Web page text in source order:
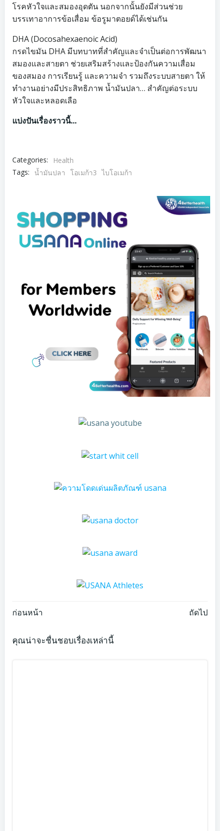
โรคหัวใจและสมองอุดตัน นอกจากนั้นยังมีส่วนช่วย
บรรเทาอาการข้อเสื่อม ข้อรูมาตอยด์ได้เช่นกัน
DHA (Docosahexaenoic Acid)
กรดไขมัน DHA มีบทบาทที่สำคัญและจำเป็นต่อการพัฒนา
สมองและสายตา ช่วยเสริมสร้างและป้องกันความเสื่อม
ของสมอง การเรียนรู้ และความจำ รวมถึงระบบสายตา ให้
ทำงานอย่างมีประสิทธิภาพ น้ำมันปลา… สำคัญต่อระบบ
หัวใจและหลอดเลือ
แบ่งปันเรื่องราวนี้...
Categories:
Health
Tags:
น้ำมันปลา โอเมก้า3 ไบโอเมก้า
Post
navigation
ก่อนหน้า
navigation
ถัดไป
คุณน่าจะชื่นชอบเรื่องเหล่านี้